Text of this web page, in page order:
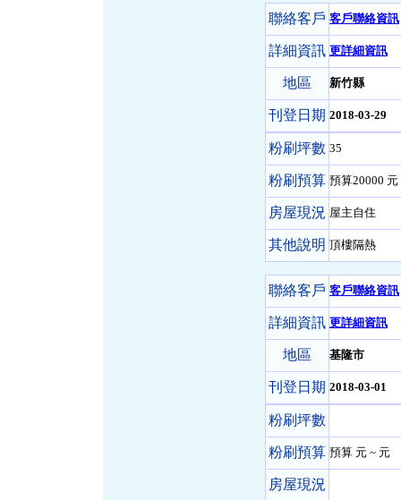
聯絡客戶 客戶聯絡資訊
詳細資訊 更詳細資訊
地區 新竹縣
刊登日期 2018-03-29
粉刷坪數 35
粉刷預算 預算20000 元
房屋現況 屋主自住
其他說明 頂樓隔熱
聯絡客戶 客戶聯絡資訊
詳細資訊 更詳細資訊
地區 基隆市
刊登日期 2018-03-01
粉刷坪數
粉刷預算 預算 元 ~ 元
房屋現況